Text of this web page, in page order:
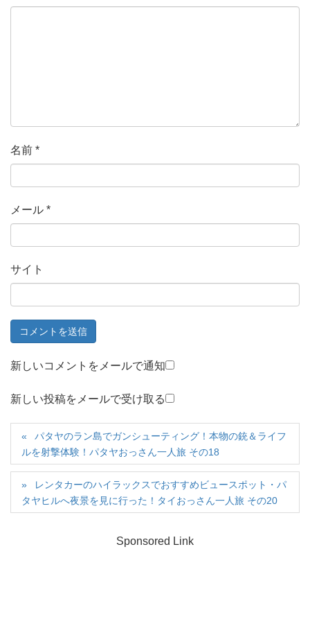
名前 *
メール *
サイト
新しいコメントをメールで通知
新しい投稿をメールで受け取る
パタヤのラン島でガンシューティング！本物の銃＆ライフ
ルを射撃体験！パタヤおっさん一人旅 その18
レンタカーのハイラックスでおすすめビュースポット・パ
タヤヒルへ夜景を見に行った！タイおっさん一人旅 その20
Sponsored Link